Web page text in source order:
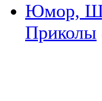
Юмор,
Приколы